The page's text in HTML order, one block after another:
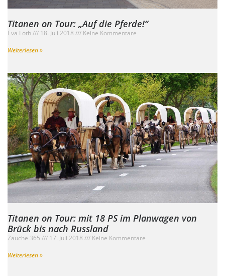
Titanen on Tour: „Auf die Pferde!“
Eva Loth 18. Juli 2018
Keine Kommentare
Weiterlesen »
Titanen on Tour: mit 18 PS im Planwagen von
Brück bis nach Russland
Zauche 365 17. Juli 2018
Keine Kommentare
Weiterlesen »